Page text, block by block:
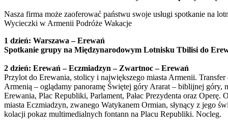
Nasza firma może zaoferować państwu swoje usługi spotkanie na
Wycieczki w Armenii Podróże Wakacje
1 dzień: Warszawa – Erewań
Spotkanie grupy na Międzynarodowym Lotnisku Tbilisi do
2 dzień: Erewań – Eczmiadzyn – Zwartnoc – Erewań
Przylot do Erewania, stolicy i największego miasta Armenii.
Armenią – oglądamy panoramę Świętej góry Ararat – biblijnej góry,
Erewania, Plac Republiki, Parlament, Pałac Prezydenta oraz
miasta Eczmiadzyn, zwanego Watykanem Ormian, słynący z jego
kolacji pokaz multimedialnych fontann na Placu Republiki. Nocleg.